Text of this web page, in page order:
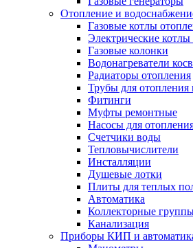
Отопление и
Газовые котлы
Электрические котлы
Газовые колонки
Водонагреватели
Радиаторы отопления
Трубы для отопления
Фитинги
Муфты ремонтные
Насосы для
Счетчики воды
Тепловычислители
Инсталляции
Душевые лотки
Плиты для теплых
Автоматика
Коллекторные
Канализация
Приборы КИП и